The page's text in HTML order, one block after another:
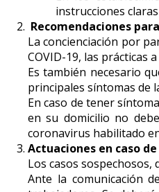
instrucciones
Recomendaciones
La concienciación por
COVID-19, las prácticas
Es también necesario
principales síntomas de
En caso de tener
en su domicilio no
coronavirus habilitado
Actuaciones en caso
Los casos
Ante la comunicación